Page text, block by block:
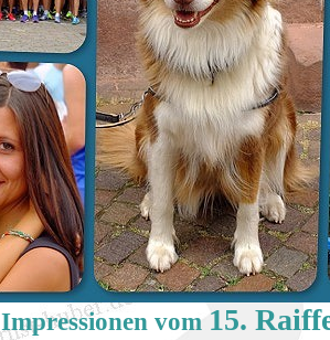
Impressionen vom 15.